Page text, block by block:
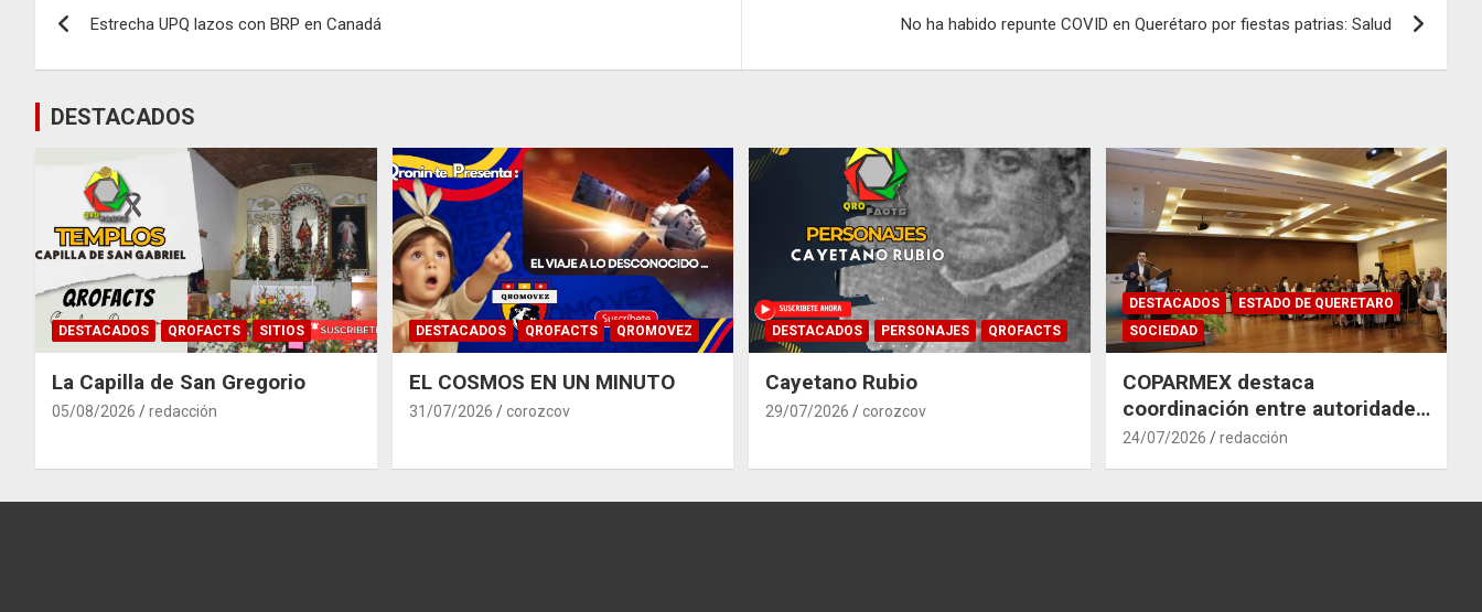
entradas
Estrecha UPQ lazos con BRP en Canadá No ha habido repunte COVID en Querétaro por fiestas patrias: Salud
DESTACADOS
DESTACADOS QROFACTS SITIOS
La Capilla de San Gregorio
05/08/2026 redacción
DESTACADOS QROFACTS QROMOVEZ
EL COSMOS EN UN MINUTO
31/07/2026 corozcov
DESTACADOS PERSONAJES QROFACTS
Cayetano Rubio
29/07/2026 corozcov
DESTACADOS
ESTADO DE QUERETARO
SOCIEDAD
COPARMEX destaca
coordinación entre autoridades
y empresas para mitigar el
24/07/2026 redacción